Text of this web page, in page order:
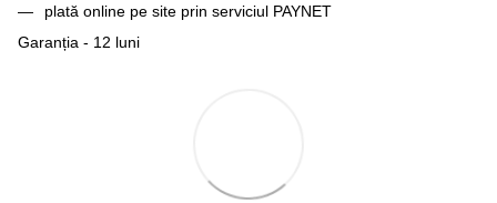
plată online pe site prin serviciul PAYNET
Garanția - 12 luni